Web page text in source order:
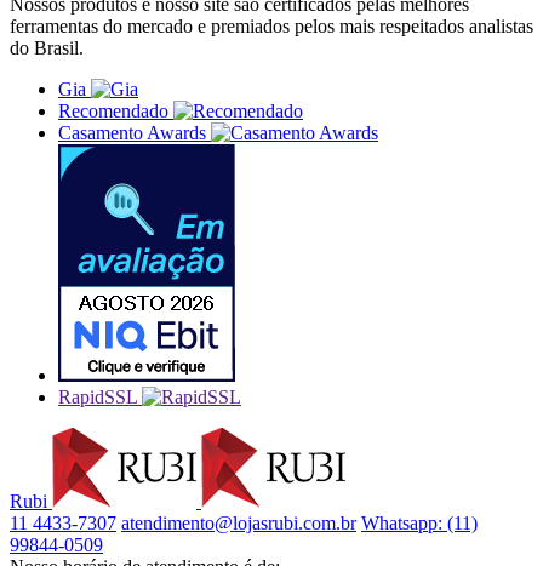
Nossos produtos e nosso site são certificados pelas melhores
ferramentas do mercado e premiados pelos mais respeitados analistas
do Brasil.
Gia
Recomendado
Casamento Awards
RapidSSL
Rubi
11 4433-7307 atendimento@lojasrubi.com.br Whatsapp: (11)
99844-0509